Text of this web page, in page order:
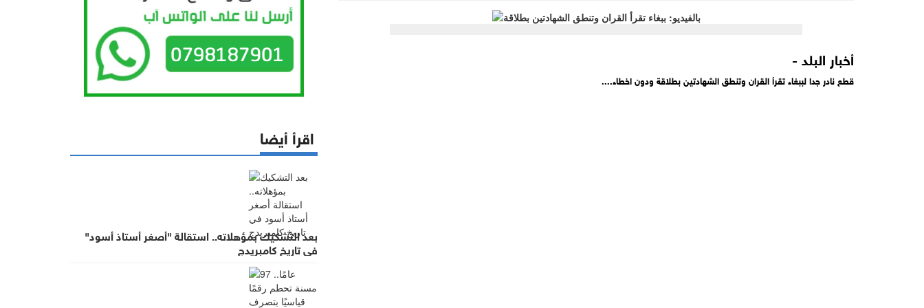
أخبار البلد -
قطع نادر جدا لببغاء تقرأ القران وتنطق الشهادتين بطلاقة ودون اخطاء....
اقرأ أيضا
بعد التشكيك بمؤهلاته.. استقالة "أصغر أستاذ أسود"
في تاريخ كامبريدج